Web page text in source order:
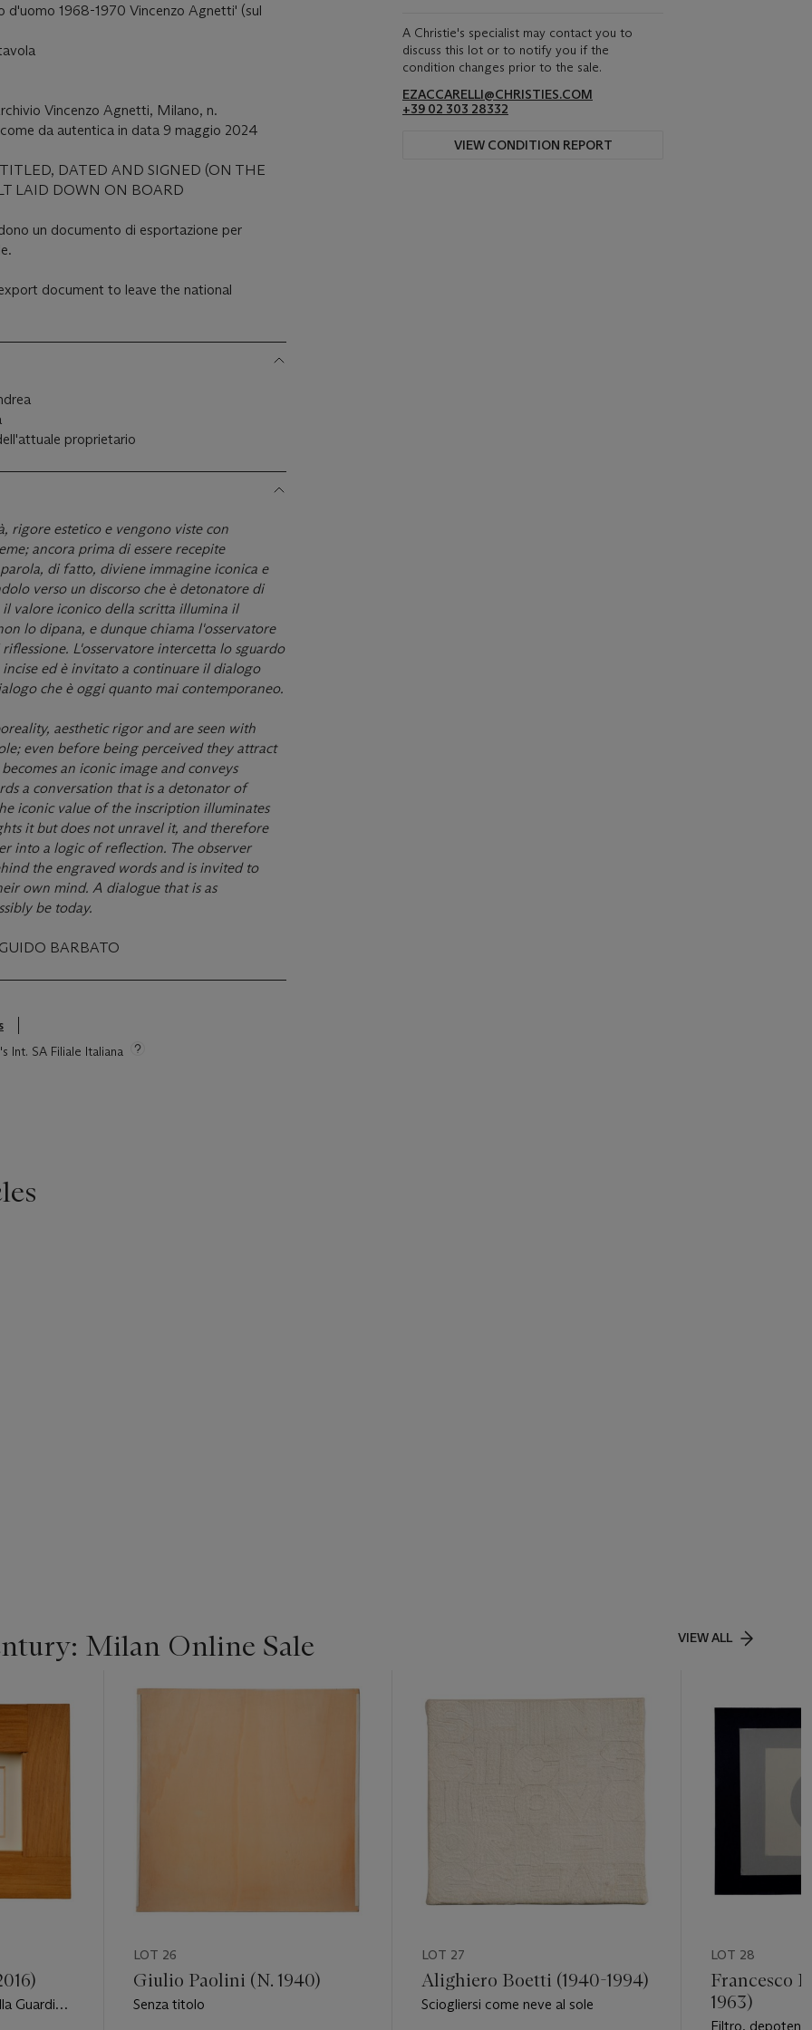
1968-1970 Vincenzo Agnetti' (sul
Vincenzo Agnetti, Milano, n.
da autentica in data 9 maggio 2024
DATED AND SIGNED (ON THE
LAID DOWN ON BOARD
un documento di esportazione per
document to leave the national
proprietario
rigore estetico e vengono viste con
ancora prima di essere recepite
di fatto, diviene immagine iconica e
verso un discorso che è detonatore di
valore iconico della scritta illumina il
lo dipana, e dunque chiama l'osservatore
L'osservatore intercetta lo sguardo
ed è invitato a continuare il dialogo
che è oggi quanto mai contemporaneo.
aesthetic rigor and are seen with
even before being perceived they attract
an iconic image and conveys
a conversation that is a detonator of
iconic value of the inscription illuminates
it but does not unravel it, and therefore
into a logic of reflection. The observer
the engraved words and is invited to
own mind. A dialogue that is as
be today.
BARBATO
Int. SA Filiale Italiana
A Christie's specialist may contact you to
discuss this lot or to notify you if the
condition changes prior to the sale.
EZACCARELLI@CHRISTIES.COM
+39 02 303 28332
VIEW CONDITION REPORT
Milan Online Sale VIEW ALL
Guardia
LOT 26
Giulio Paolini (N. 1940)
Senza titolo
LOT 27
Alighiero Boetti (1940-1994)
Sciogliersi come neve al sole
LOT 28
Francesco
1963)
Filtro,